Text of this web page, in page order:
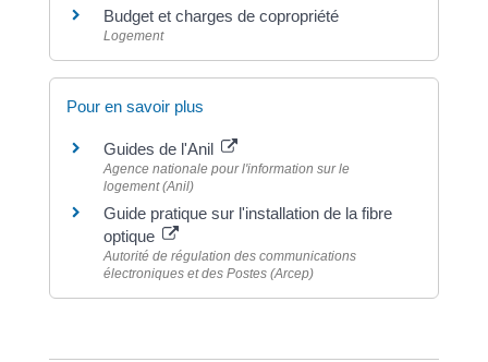
Budget et charges de copropriété
Logement
Pour en savoir plus
Guides de l'Anil
Agence nationale pour l'information sur le
logement (Anil)
Guide pratique sur l'installation de la fibre
optique
Autorité de régulation des communications
électroniques et des Postes (Arcep)